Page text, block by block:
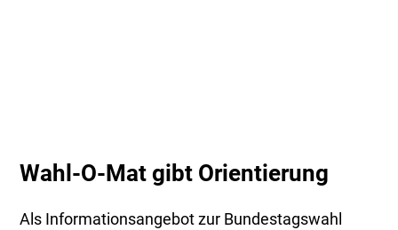
Wahl-O-Mat gibt Orientierung
Als Informationsangebot zur Bundestagswahl